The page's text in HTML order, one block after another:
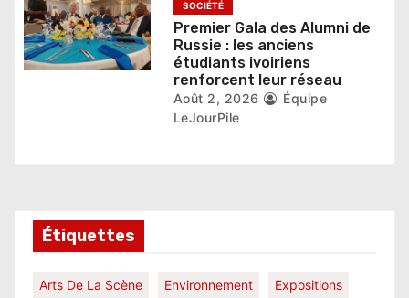
SOCIÉTÉ
Premier Gala des Alumni de
Russie : les anciens
étudiants ivoiriens
renforcent leur réseau
Août 2, 2026
Équipe
LeJourPile
Étiquettes
Arts De La Scène Environnement Expositions